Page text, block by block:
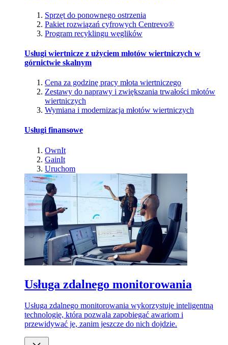
Sprzęt do ponownego ostrzenia
Pakiet rozwiązań cyfrowych Centrevo®
Program recyklingu węglików
Usługi wiertnicze z użyciem młotów wiertniczych w
górnictwie skalnym
Cena za godzinę pracy młota wiertniczego
Zestawy do naprawy i zwiększania trwałości młotów
wiertniczych
Wymiana i modernizacja młotów wiertniczych
Usługi finansowe
OwnIt
GainIt
Uruchom
Usługa zdalnego monitorowania
Usługa zdalnego monitorowania wykorzystuje inteligentną
technologię, która pozwala zapobiegać awariom i
przewidywać je, zanim jeszcze do nich dojdzie.